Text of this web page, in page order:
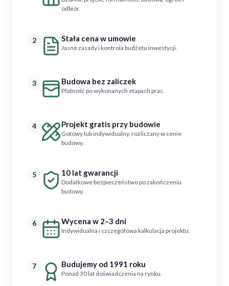
odbiór.
2 Stała cena w umowie
Jasne zasady i kontrola budżetu inwestycji.
3 Budowa bez zaliczek
Płatność po wykonanych etapach prac.
4 Projekt gratis przy budowie
Gotowy lub indywidualny, rozliczany w cenie
budowy.
5 10 lat gwarancji
Dodatkowe bezpieczeństwo po zakończeniu
budowy.
6 Wycena w 2–3 dni
Indywidualna i szczegółowa kalkulacja projektu.
7 Budujemy od 1991 roku
Ponad 30 lat doświadczenia na rynku.